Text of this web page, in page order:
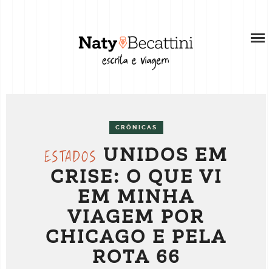
SOBRE A AUTORA
SERVIÇOS PARA REDES SOCIAIS
CONSULTORIA INDIVIDUAL PARA CRIADORES
DE CONTEÚDO
TRABALHE COMIGO
COMO ESCREVER SUAS HISTÓRIAS DE
CRÔNICAS
ESTADOS UNIDOS EM
CRISE: O QUE VI
EM MINHA
VIAGEM POR
CHICAGO E PELA
ROTA 66